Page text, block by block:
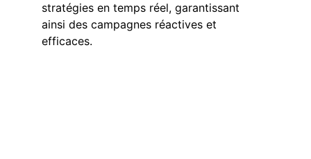
stratégies en temps réel, garantissant
ainsi des campagnes réactives et
efficaces.